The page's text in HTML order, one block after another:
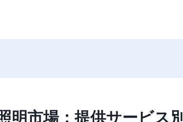
明市場：提供サービス別